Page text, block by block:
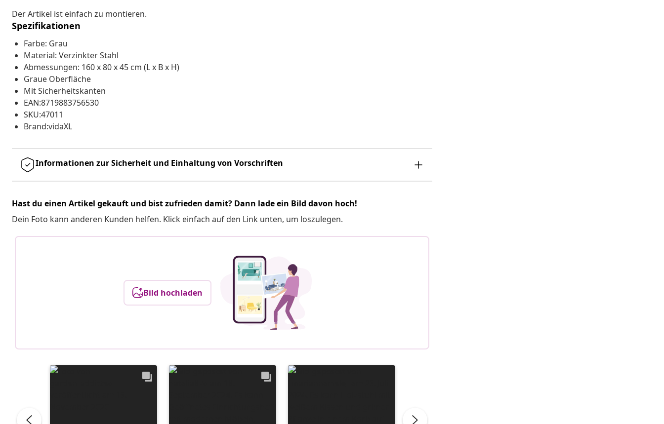
Der Artikel ist einfach zu montieren.
Spezifikationen
Farbe: Grau
Material: Verzinkter Stahl
Abmessungen: 160 x 80 x 45 cm (L x B x H)
Graue Oberfläche
Mit Sicherheitskanten
EAN:8719883756530
SKU:47011
Brand:vidaXL
Informationen zur Sicherheit und Einhaltung von Vorschriften
Hast du einen Artikel gekauft und bist zufrieden damit? Dann lade ein Bild davon hoch!
Dein Foto kann anderen Kunden helfen. Klick einfach auf den Link unten, um loszulegen.
Bild hochladen